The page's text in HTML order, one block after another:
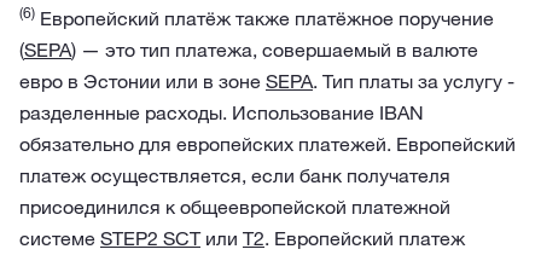
(6) Европейский платёж также платёжное поручение
(SEPA) — это тип платежа, совершаемый в валюте
евро в Эстонии или в зоне SEPA. Тип платы за услугу -
разделенные расходы. Использование IBAN
обязательно для европейских платежей. Европейский
платеж осуществляется, если банк получателя
присоединился к общеевропейской платежной
системе STEP2 SCTили T2. Европейский платеж